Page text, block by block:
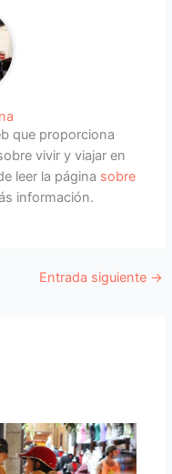
que proporciona
vivir y viajar en
leer la página sobre
información.
Entrada siguiente →